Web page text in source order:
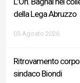
della Lega Abruzzo
05 Agosto 2026
Ritrovamento
sindaco Biondi